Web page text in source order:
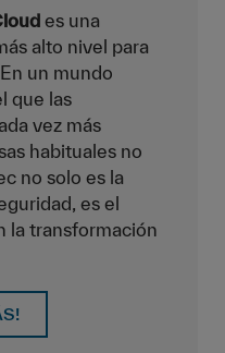
es una
alto nivel para
un mundo
que las
vez más
habituales no
no solo es la
es el
la transformación